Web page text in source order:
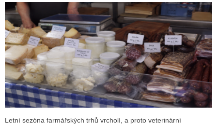
Letní sezóna farmářských trhů vrcholí, a proto veterinární